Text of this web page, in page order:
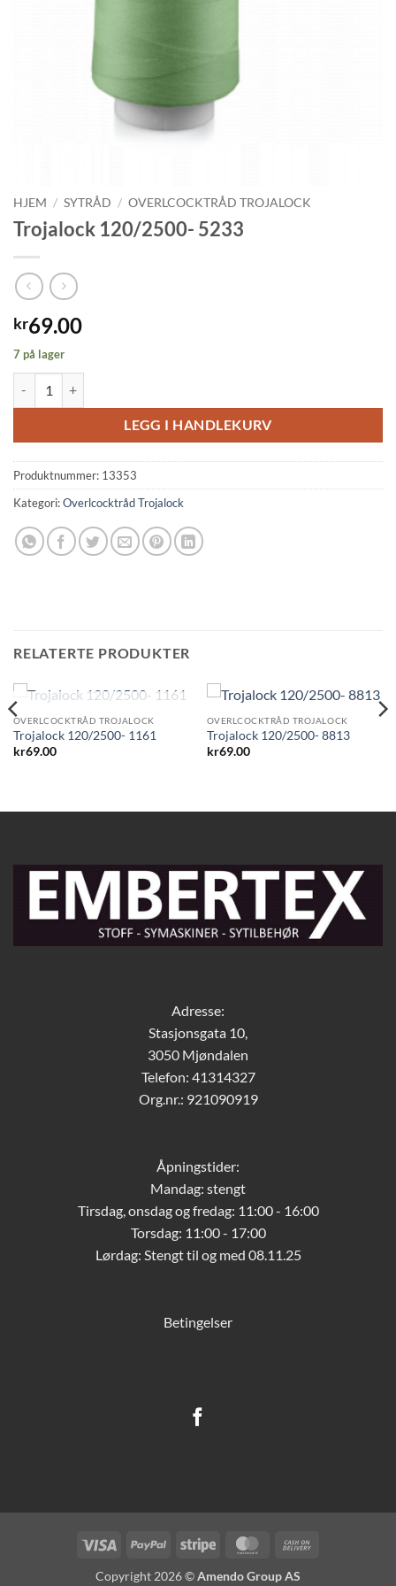
HJEM / SYTRÅD / OVERLCOCKTRÅD TROJALOCK
Trojalock 120/2500- 5233
kr69.00
7 på lager
LEGG I HANDLEKURV
Produktnummer: 13353
Kategori:Overlcocktråd Trojalock
RELATERTE PRODUKTER
UTSOLGT
OVERLCOCKTRÅD TROJALOCK
Trojalock 120/2500- 1161
kr69.00
OVERLCOCKTRÅD TROJALOCK
Trojalock 120/2500- 8813
kr69.00
Adresse:
Stasjonsgata 10,
3050 Mjøndalen
Telefon: 41314327
Org.nr.: 921090919
Åpningstider:
Mandag: stengt
Tirsdag, onsdag og fredag: 11:00 - 16:00
Torsdag: 11:00 - 17:00
Lørdag: Stengt til og med 08.11.25
Betingelser
Visa PayPal Stripe MasterCard
Copyright 2026 ©Amendo Group AS